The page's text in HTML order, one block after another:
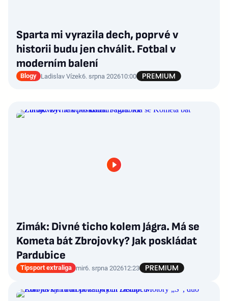
Sparta mi vyrazila dech, poprvé v
historii budu jen chválit. Fotbal v
moderním balení
Blogy Ladislav Vízek6. srpna 202610:00
Zimák: Divné ticho kolem Jágra. Má se
Kometa bát Zbrojovky? Jak poskládat
Pardubice
Tipsport extraliga mir6. srpna 202612:23